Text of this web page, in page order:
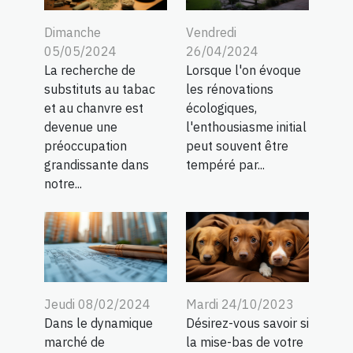
Dimanche
05/05/2024
La recherche de
substituts au tabac
et au chanvre est
devenue une
préoccupation
grandissante dans
notre...
Vendredi
26/04/2024
Lorsque l'on évoque
les rénovations
écologiques,
l'enthousiasme initial
peut souvent être
tempéré par...
Jeudi 08/02/2024
Dans le dynamique
marché de
Mardi 24/10/2023
Désirez-vous savoir si
la mise-bas de votre